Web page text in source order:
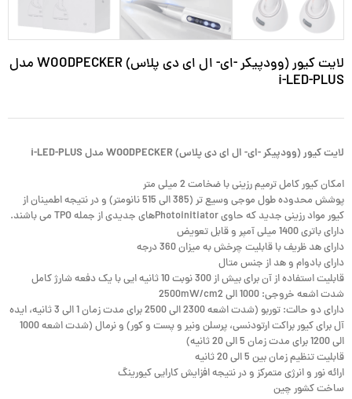
لایت کیور (وودپیکر -ای- ال ای دی پلاس) WOODPECKER مدل
i-LED-PLUS
لایت کیور (وودپیکر -ای- ال ای دی پلاس) WOODPECKER مدل i-LED-PLUS
امکان کیور کامل ترمیم رزینی با ضخامت 2 میلی متر
پوشش محدوده طول موجی وسیع تر (385 الی 515 نانومتر) و در نتیجه اطمینان از
کیور مواد رزینی جدید که حاوی Photoinitiatorهای جدیدی از جمله TPO می باشند.
دارای باتری 1400 میلی آمپر و قابل تعویض
دارای هد ظریف با قابلیت چرخش به میزان 360 درجه
دارای بادوام و هد از جنس متال
قابلیت استفاده از آن برای بیش از 300 نوبت 10 ثانیه ایی با یک دفعه شارژ کامل
شدت اشعه خروجی: 1000 الی 2500mW/cm2
دارای دو حالت: توربو (شدت اشعه 2300 الی 2500 برای مدت زمان 1 الی 3 ثانیه،‌ ایده
آل برای کیور براکت ارتودنسی، پرسلن ونیر و پست و کور) و نرمال (شدت اشعه 1000
الی 1200 برای مدت زمان 5 الی 20 ثانیه)
قابلیت تنظیم زمان بین 5 الی 20 ثانیه
ارائه نور و انرژی متمرکز و در نتیجه افزایش کارایی کیورینگ
ساخت کشور چین